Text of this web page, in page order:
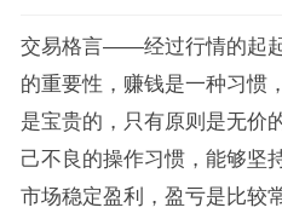
交易格言——经过行情的起
的重要性，赚钱是一种习惯
是宝贵的，只有原则是无价
己不良的操作习惯，能够坚
市场稳定盈利，盈亏是比较